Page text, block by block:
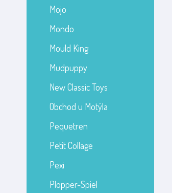
Mojo
Mondo
Mould King
Mudpuppy
New Classic Toys
Obchod u Motýla
Pequetren
Petit Collage
Pexi
Plopper-Spiel